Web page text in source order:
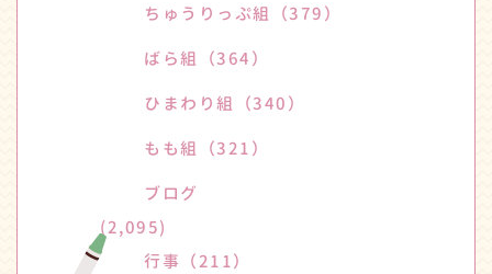
ちゅうりっぷ組
（379）
ばら組
（364）
ひまわり組
（340）
もも組
（321）
ブログ
(2,095)
行事 （211）